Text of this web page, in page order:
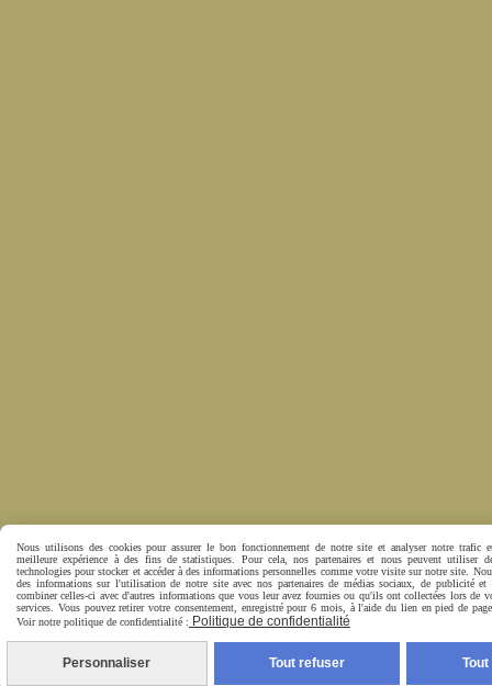
Nous utilisons des cookies pour assurer le bon fonctionnement de notre site et analyser notre trafic
meilleure expérience à des fins de statistiques. Pour cela, nos partenaires et nous peuvent utiliser
technologies pour stocker et accéder à des informations personnelles comme votre visite sur notre site.
des informations sur l'utilisation de notre site avec nos partenaires de médias sociaux, de publicité et
combiner celles-ci avec d'autres informations que vous leur avez fournies ou qu'ils ont collectées lors de
services. Vous pouvez retirer votre consentement, enregistré pour 6 mois, à l'aide du lien en pied de
Voir notre politique de confidentialité : Politique de confidentialité
Personnaliser Tout refuser